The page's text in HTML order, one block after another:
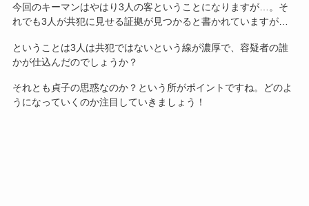
今回のキーマンはやはり3人の客ということになりますが…。そ
れでも3人が共犯に見せる証拠が見つかると書かれていますが…
ということは3人は共犯ではないという線が濃厚で、容疑者の誰
かが仕込んだのでしょうか？
それとも貞子の思惑なのか？という所がポイントですね。どのよ
うになっていくのか注目していきましょう！